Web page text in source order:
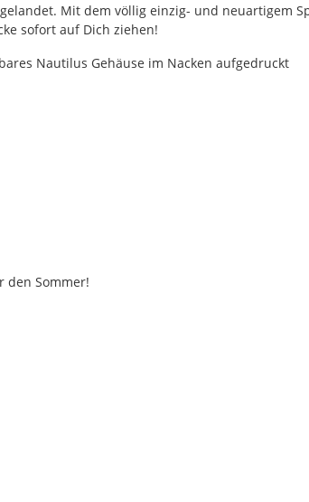
Mit dem völlig einzig- und neuartigem
sofort auf Dich ziehen!
Nautilus Gehäuse im Nacken aufgedruckt
den Sommer!